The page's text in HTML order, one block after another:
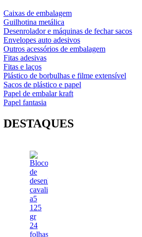
Caixas de embalagem
Guilhotina metálica
Desenrolador e máquinas de fechar sacos
Envelopes auto adesivos
Outros acessórios de embalagem
Fitas adesivas
Fitas e laços
Plástico de borbulhas e filme extensível
Sacos de plástico e papel
Papel de embalar kraft
Papel fantasia
DESTAQUES